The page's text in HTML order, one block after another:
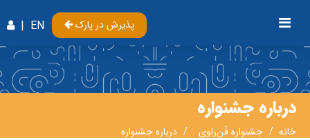
EN
| پذیرش در پارک
درباره جشنواره
خانه جشنواره فَن‌راوی درباره جشنواره